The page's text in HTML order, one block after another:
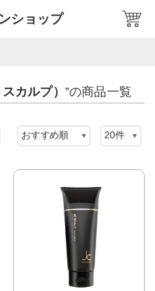
ショップ
カルプ） ”の商品一覧